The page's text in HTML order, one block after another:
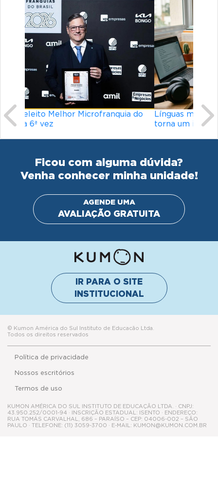
Línguas mais difíceis do mundo: o que
torna um idioma desafiador?
Ficou com alguma dúvida?
Venha conhecer minha unidade!
AGENDE UMA
AVALIAÇÃO GRATUITA
IR PARA O SITE
INSTITUCIONAL
© Kumon América do Sul Instituto de Educacão Ltda.
Todos os direitos reservados
Política de privacidade
Termos de uso
Nossos escritórios
KUMON AMÉRICA DO SUL INSTITUTO DE EDUCAÇÃO LTDA. · CNPJ:
43.950.252/0001-94 · INSCRIÇÃO ESTADUAL: ISENTO · ENDEREÇO:
RUA TOMÁS CARVALHAL, 686 – PARAÍSO – CEP: 04006-002 – SÃO
PAULO · TELEFONE: (11) 3059-3700 · E-MAIL: KUMON@KUMON.COM.BR